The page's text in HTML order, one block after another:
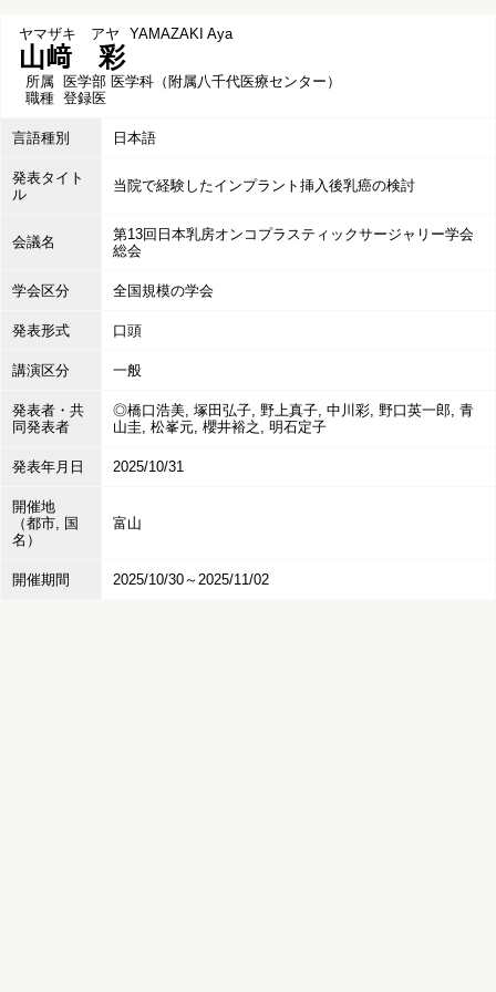
ヤマザキ アヤ YAMAZAKI Aya
山﨑 彩
所属 医学部 医学科（附属八千代医療センター）
職種 登録医
言語種別 日本語
発表タイト
ル
当院で経験したインプラント挿入後乳癌の検討
会議名
第13回日本乳房オンコプラスティックサージャリー学会
総会
学会区分 全国規模の学会
発表形式 口頭
講演区分 一般
発表者・共
同発表者
◎橋口浩美, 塚田弘子, 野上真子, 中川彩, 野口英一郎, 青
山圭, 松峯元, 櫻井裕之, 明石定子
発表年月日 2025/10/31
開催地
（都市, 国
名）
富山
開催期間 2025/10/30～2025/11/02